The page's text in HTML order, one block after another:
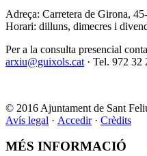
Adreça:
Horari: dilluns, dimecres
Per a la consulta presencial
arxiu@guixols.cat · Tel. 972 32
© 2016 Ajuntament de Sant
Avís legal · Accedir· Crèdits
MÉS INFORMACIÓ